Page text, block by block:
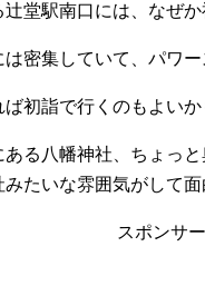
堂駅南口には、なぜか
密集していて、パワ
初詣で行くのもよいか
る八幡神社、ちょっ
たいな雰囲気がして面
スポンサ